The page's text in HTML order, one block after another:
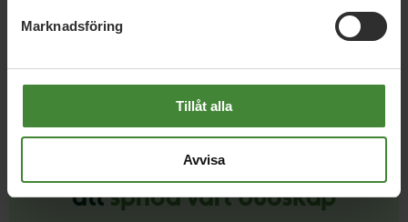
Marknadsföring
Tillåt alla
Avvisa
Dela denna sida och hjälp oss
attsprida vårt budskap